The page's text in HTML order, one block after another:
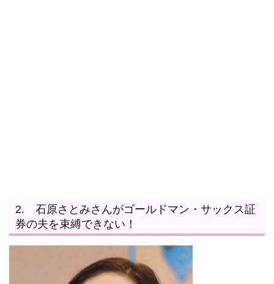
2. 石原さとみさんがゴールドマン・サックス証
券の夫を束縛できない！